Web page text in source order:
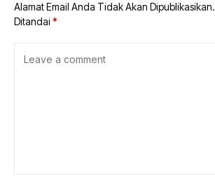
Alamat Email Anda Tidak Akan Dipublikasikan.
Ditandai *